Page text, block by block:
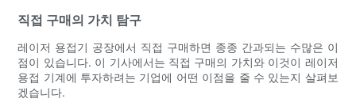
직접 구매의 가치 탐구
레이저 용접기 공장에서 직접 구매하면 종종 간과되는 수많은 이
점이 있습니다. 이 기사에서는 직접 구매의 가치와 이것이 레이저
용접 기계에 투자하려는 기업에 어떤 이점을 줄 수 있는지 살펴보
겠습니다.